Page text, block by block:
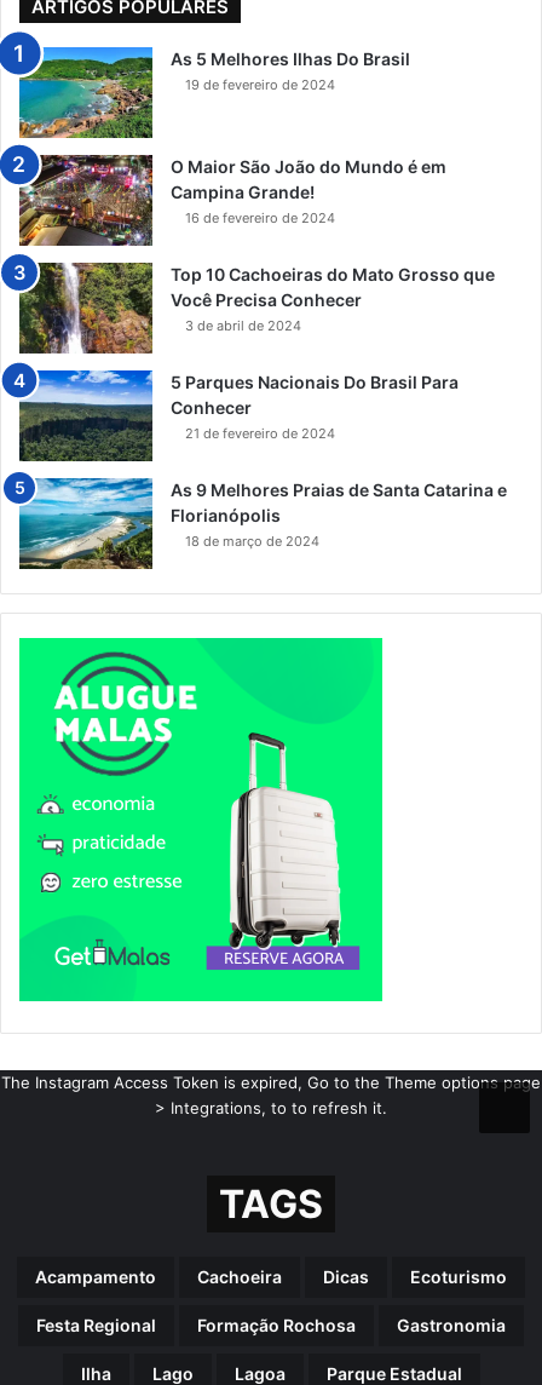
ARTIGOS POPULARES
As 5 Melhores Ilhas Do Brasil
19 de fevereiro de 2024
O Maior São João do Mundo é em
Campina Grande!
16 de fevereiro de 2024
Top 10 Cachoeiras do Mato Grosso que
Você Precisa Conhecer
3 de abril de 2024
5 Parques Nacionais Do Brasil Para
Conhecer
21 de fevereiro de 2024
As 9 Melhores Praias de Santa Catarina e
Florianópolis
18 de março de 2024
The Instagram Access Token is expired, Go to the Theme options page
> Integrations, to to refresh it.
TAGS
Acampamento Cachoeira Dicas Ecoturismo
Festa Regional Formação Rochosa Gastronomia
Ilha Lago Lagoa Parque Estadual